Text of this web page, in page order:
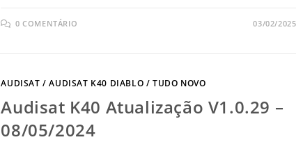
0 COMENTÁRIO 03/02/2025
AUDISAT /AUDISAT K40 DIABLO / TUDO NOVO
Audisat K40 Atualização V1.0.29 –
08/05/2024